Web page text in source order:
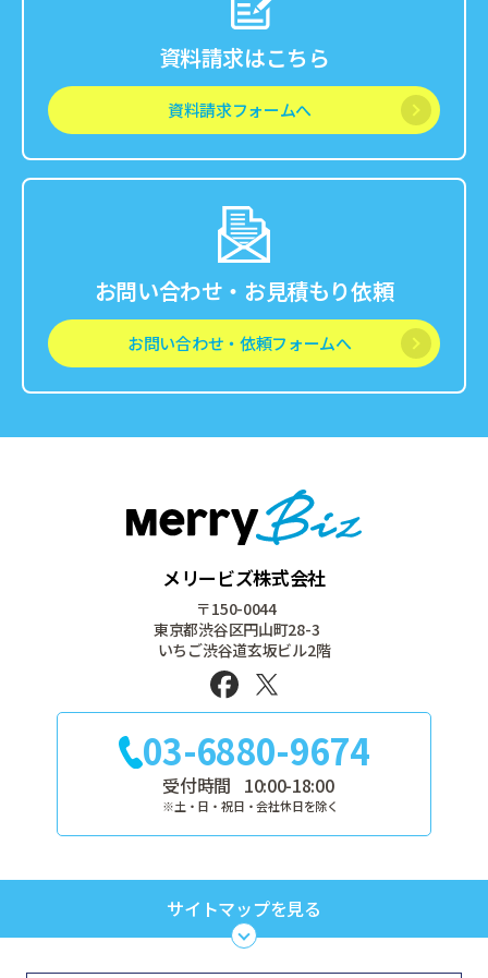
資料請求はこちら
資料請求フォームへ
お問い合わせ・お見積もり依頼
お問い合わせ・依頼フォームへ
03-6880-9674
受付時間 10:00-18:00
※土・日・祝日・会社休日を除く
メリービズ株式会社
〒150-0044
東京都渋谷区円山町28-3
いちご渋谷道玄坂ビル2階
サイトマップを見る